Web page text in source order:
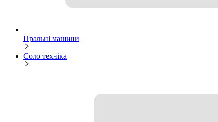
Пральні машини
Соло техніка